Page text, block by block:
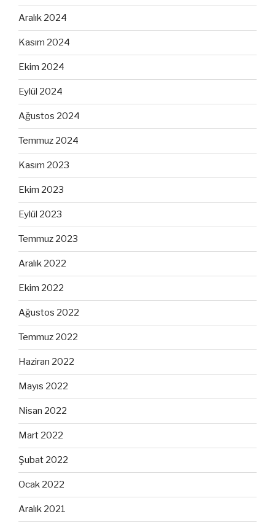
Aralık 2024
Kasım 2024
Ekim 2024
Eylül 2024
Ağustos 2024
Temmuz 2024
Kasım 2023
Ekim 2023
Eylül 2023
Temmuz 2023
Aralık 2022
Ekim 2022
Ağustos 2022
Temmuz 2022
Haziran 2022
Mayıs 2022
Nisan 2022
Mart 2022
Şubat 2022
Ocak 2022
Aralık 2021